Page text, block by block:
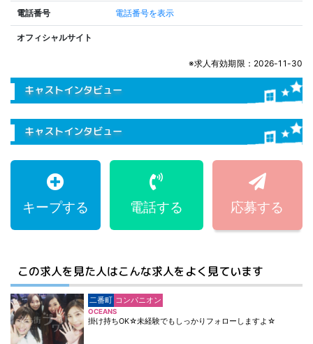
電話番号 電話番号を表示
オフィシャルサイト
※求人有効期限：2026-11-30
キャストインタビュー
キャストインタビュー
キープする 電話する 応募する
この求人を見た人はこんな求人をよく見ています
二番町 コンパニオン
OCEANS
掛け持ちOK☆未経験でもしっかりフォローしますよ☆